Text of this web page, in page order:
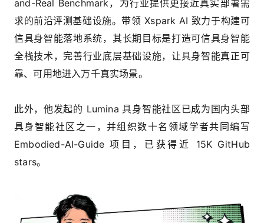
and-Real Benchmark，为行业提供更接近真实部署需
求的前沿评测基础设施。带领 Xspark AI 致力于构建可
信具身智能落地系统，其长期目标是打造可信具身智能
全栈技术，完善行业底层基础设施，让具身智能真正可
靠、可用地进入万千真实场景。
此外，他发起的 Lumina 具身智能社区已成为国内头部
具身智能社区之一，并组织数十名领域学者共同编写
Embodied-AI-Guide 项目，已获得近 15K GitHub
stars。